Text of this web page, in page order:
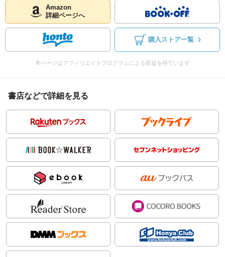
Amazon
詳細ページへ
購入ストア一覧
本ページはアフィリエイトプログラムによる収益を得ています
書店などで詳細を見る